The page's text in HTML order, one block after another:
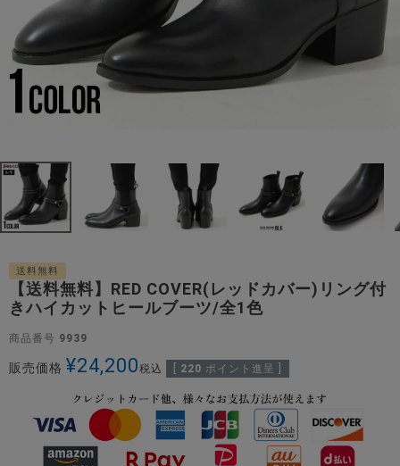
送料無料
【送料無料】RED COVER(レッドカバー)リング付
きハイカットヒールブーツ/全1色
商品番号 9939
販売価格 ¥24,200税込 220 ポイント進呈 ]